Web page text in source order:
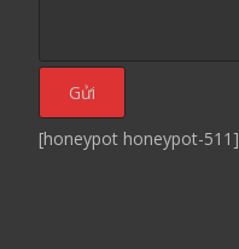
[honeypot honeypot-511]